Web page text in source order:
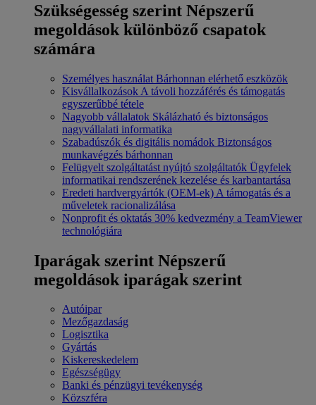
Szükségesség szerint Népszerű
megoldások különböző csapatok
számára
Személyes használat Bárhonnan elérhető eszközök
Kisvállalkozások A távoli hozzáférés és támogatás
egyszerűbbé tétele
Nagyobb vállalatok Skálázható és biztonságos
nagyvállalati informatika
Szabadúszók és digitális nomádok Biztonságos
munkavégzés bárhonnan
Felügyelt szolgáltatást nyújtó szolgáltatók Ügyfelek
informatikai rendszerének kezelése és karbantartása
Eredeti hardvergyártók (OEM-ek) A támogatás és a
műveletek racionalizálása
Nonprofit és oktatás 30% kedvezmény a TeamViewer
technológiára
Iparágak szerint Népszerű
megoldások iparágak szerint
Autóipar
Mezőgazdaság
Logisztika
Gyártás
Kiskereskedelem
Egészségügy
Banki és pénzügyi tevékenység
Közszféra